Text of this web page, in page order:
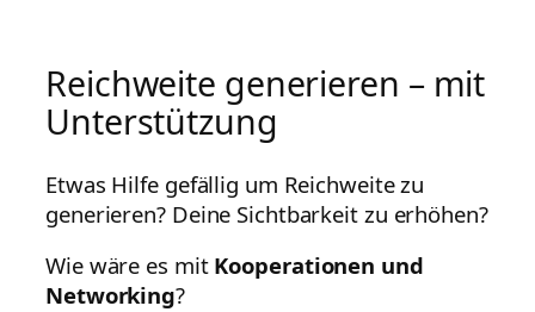
Reichweite generieren – mit
Unterstützung
Etwas Hilfe gefällig um Reichweite zu
generieren? Deine Sichtbarkeit zu erhöhen?
Wie wäre es mit Kooperationen und
Networking?